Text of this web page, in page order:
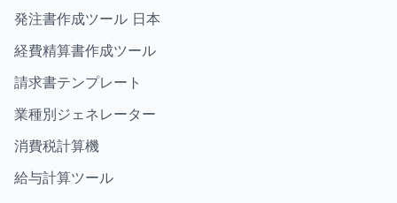
発注書作成ツール 日本
経費精算書作成ツール
請求書テンプレート
業種別ジェネレーター
消費税計算機
給与計算ツール